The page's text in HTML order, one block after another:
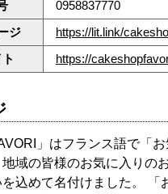
0958837770
ジ
https://lit.link/
https://
」はフランス語で「
域の皆様のお気に入りの
込めて名付けました。 「